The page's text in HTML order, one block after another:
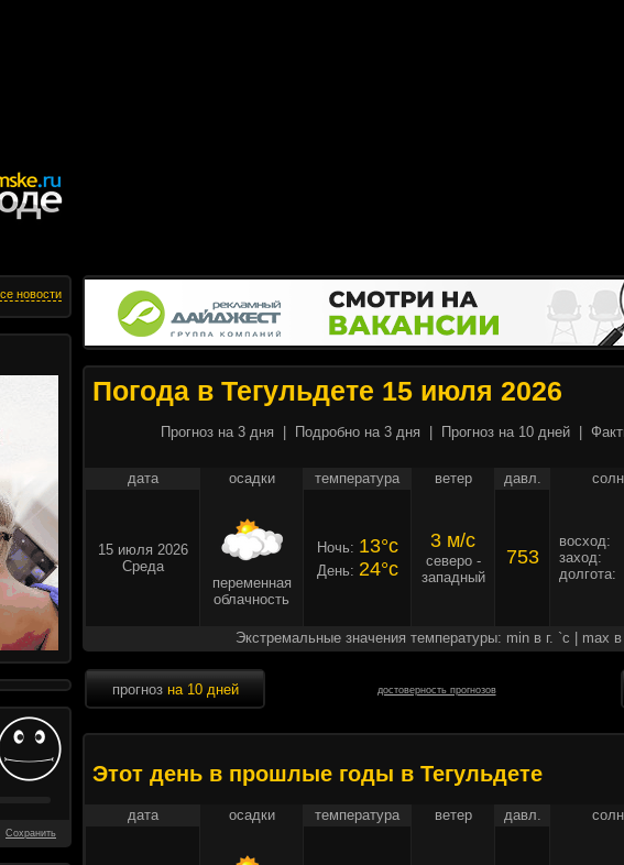
новости
Сохранить
Погода в Тегульдете 15 июля 2026
Прогноз на 3 дня Подробно на 3 дня Прогноз на 10 дней
дата осадки температура ветер давл.
15 июля 2026
Среда
переменная
облачность
Ночь: 13°c
День: 24°c
3 м/c
северо -
западный
753
восход:
заход:
долгота:
Экстремальные значения температуры: min в г. `c | max в
прогноз на 10 дней достоверность прогнозов
Этот день в прошлые годы в Тегульдете
дата осадки температура ветер давл.